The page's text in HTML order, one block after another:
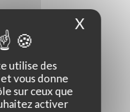
contractuelle
des tailles
utilise des
vous donne
sur ceux que
activer
X